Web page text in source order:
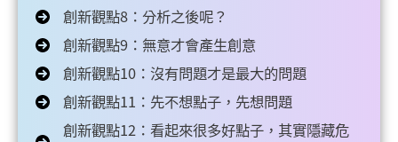
創新觀點8：分析之後呢？
創新觀點9：無意才會產生創意
創新觀點10：沒有問題才是最大的問題
創新觀點11：先不想點子，先想問題
創新觀點12：看起來很多好點子，其實隱藏危